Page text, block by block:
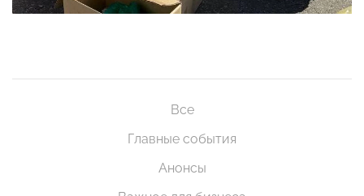
Все
Главные события
Анонсы